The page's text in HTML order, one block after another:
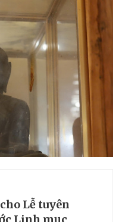
Lễ tuyên